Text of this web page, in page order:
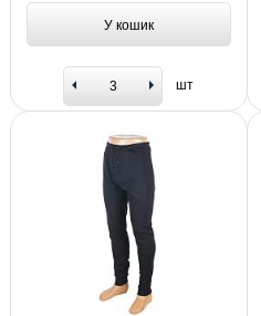
У кошик
шт